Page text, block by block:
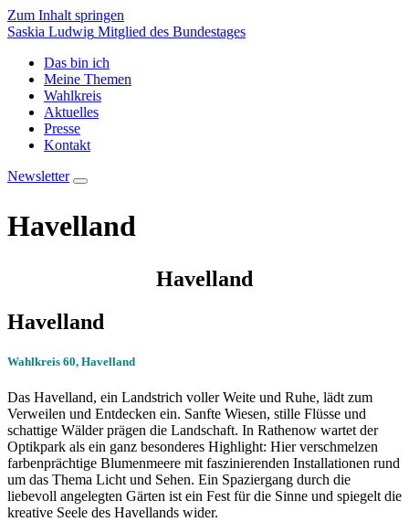
Zum Inhalt springen
Saskia Ludwig Mitglied des Bundestages
Das bin ich
Meine Themen
Wahlkreis
Aktuelles
Presse
Kontakt
Newsletter
Havelland
Havelland
Havelland
Wahlkreis 60, Havelland
Das Havelland, ein Landstrich voller Weite und Ruhe, lädt zum
Verweilen und Entdecken ein. Sanfte Wiesen, stille Flüsse und
schattige Wälder prägen die Landschaft. In Rathenow wartet der
Optikpark als ein ganz besonderes Highlight: Hier verschmelzen
farbenprächtige Blumenmeere mit faszinierenden Installationen rund
um das Thema Licht und Sehen. Ein Spaziergang durch die
liebevoll angelegten Gärten ist ein Fest für die Sinne und spiegelt die
kreative Seele des Havellands wider.